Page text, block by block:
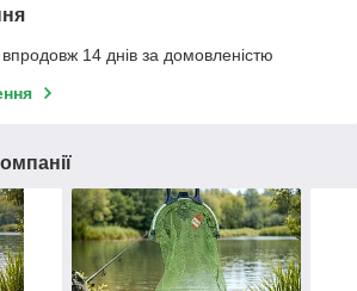
14 днів за домовленістю